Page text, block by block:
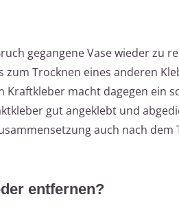
gegangene Vase wieder zu
Trocknen eines anderen
macht dagegen ein
gut angeklebt und
auch nach dem
entfernen?